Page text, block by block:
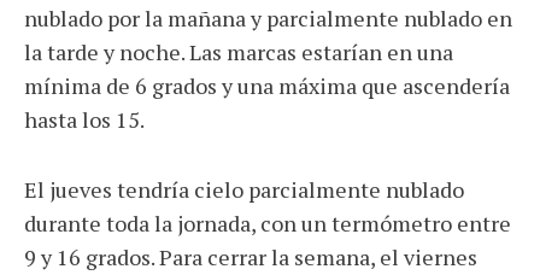
nublado por la mañana y parcialmente nublado en
la tarde y noche. Las marcas estarían en una
mínima de 6 grados y una máxima que ascendería
hasta los 15.
El jueves tendría cielo parcialmente nublado
durante toda la jornada, con un termómetro entre
9 y 16 grados. Para cerrar la semana, el viernes